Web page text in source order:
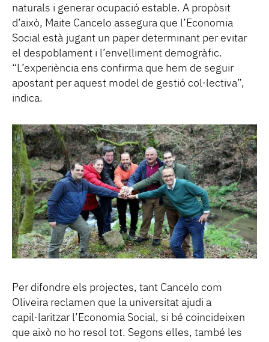
naturals i generar ocupació estable. A propòsit
d’això, Maite Cancelo assegura que l’Economia
Social està jugant un paper determinant per evitar
el despoblament i l’envelliment demogràfic.
“L’experiència ens confirma que hem de seguir
apostant per aquest model de gestió col·lectiva”,
indica.
Per difondre els projectes, tant Cancelo com
Oliveira reclamen que la universitat ajudi a
capil·laritzar l’Economia Social, si bé coincideixen
que això no ho resol tot. Segons elles, també les